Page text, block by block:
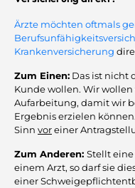
Ärzte möchten oftmals
Krankenversicherung
Zum Einen: Das ist nicht
Kunde wollen. Wir
Aufarbeitung, damit wir
Ergebnis erzielen
Sinn voreiner
Zum Anderen: Stellt
einem Arzt, so darf sie
einer